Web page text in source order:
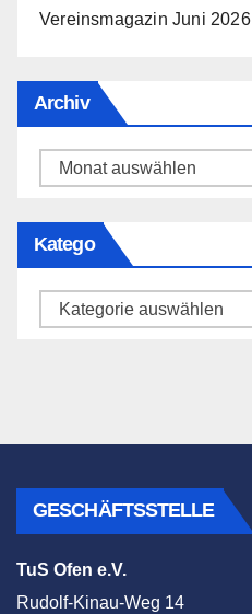
Vereinsmagazin Juni 2026
Archiv
Archiv
Katego
Katego
GESCHÄFTSSTELLE
TuS Ofen e.V.
Rudolf-Kinau-Weg 14